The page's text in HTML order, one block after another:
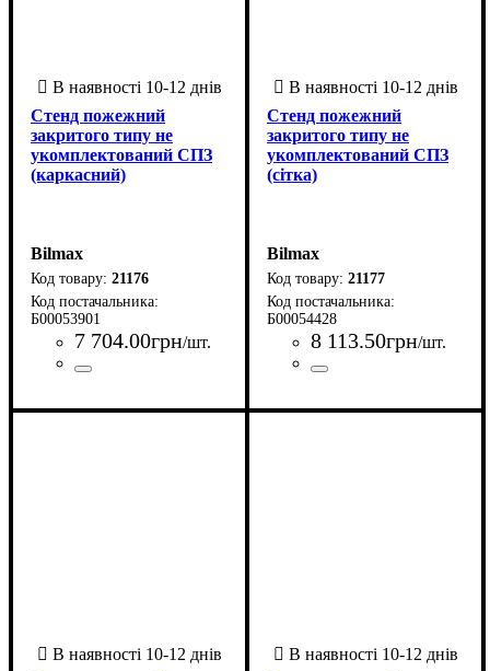
Стенд пожежний
закритого типу не
укомплектований СПЗ
(каркасний)
Bilmax
21176
Б00053901
7 704.00грн/шт.
Стенд пожежний
закритого типу не
укомплектований СПЗ
(сітка)
Bilmax
21177
Б00054428
8 113.50грн/шт.